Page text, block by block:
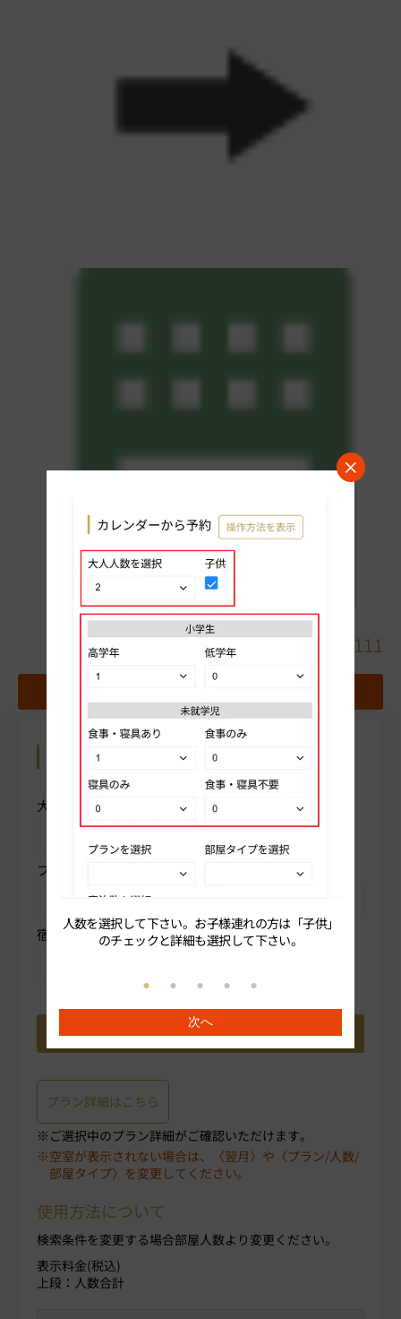
人数を選択して下さい。お子様連れの方は「子供」
のチェックと詳細も選択して下さい。
次へ
詳細
0265-25-1111
カレンダーから予約 操作方法を表示
大人人数を選択 子供
プランを選択 部屋タイプを選択
宿泊数を選択
プラン詳細はこちら
ご選択中のプラン詳細がご確認いただけます。
空室が表示されない場合は、〈翌月〉や〈プラン/人数/
部屋タイプ〉を変更してください。
使用方法について
検索条件を変更する場合部屋人数より変更ください。
表示料金(税込)
上段：人数合計